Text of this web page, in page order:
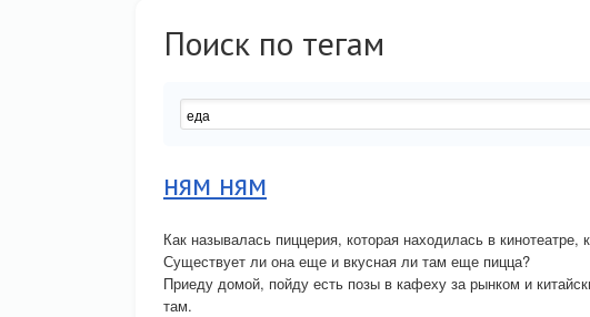
Поиск по тегам
ням ням
Как называлась пиццерия, которая находилась в
Существует ли она еще и вкусная ли там еще пицца?
Приеду домой, пойду есть позы в кафеху за рынком и
там.